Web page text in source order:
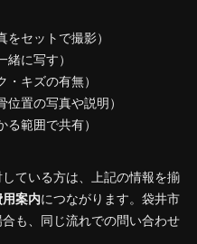
をセットで撮影）
に写す）
キズの有無）
位置の写真や説明）
範囲で共有）
ている方は、上記の情報を揃
案内につながります。袋井市
も、同じ流れでの問い合わせ